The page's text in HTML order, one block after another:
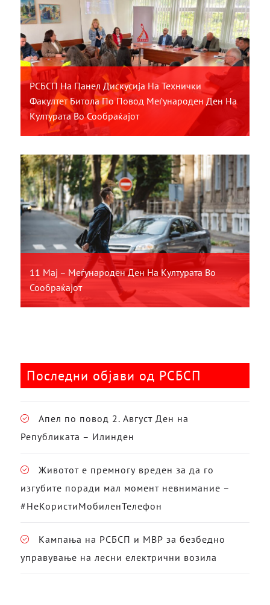
РСБСП На Панел Дискусија На Технички
Факултет Битола По Повод Меѓународен Ден На
Културата Во Сообраќајот
11 Мај – Меѓународен Ден На Културата Во
Сообраќајот
Последни објави од РСБСП
Апел по повод 2. Август Ден на
Републиката – Илинден
Животот е премногу вреден за да го
изгубите поради мал момент невнимание –
#НеКористиМобиленТелефон
Кампања на РСБСП и МВР за безбедно
управување на лесни електрични возила